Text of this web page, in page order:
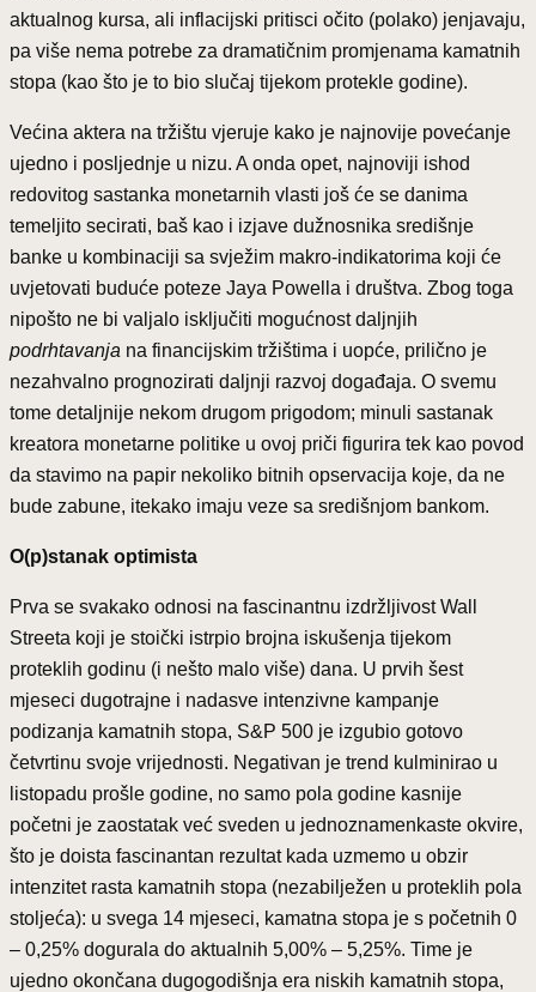
aktualnog kursa, ali inflacijski pritisci očito (polako) jenjavaju,
pa više nema potrebe za dramatičnim promjenama kamatnih
stopa (kao što je to bio slučaj tijekom protekle godine).
Većina aktera na tržištu vjeruje kako je najnovije povećanje
ujedno i posljednje u nizu. A onda opet, najnoviji ishod
redovitog sastanka monetarnih vlasti još će se danima
temeljito secirati, baš kao i izjave dužnosnika središnje
banke u kombinaciji sa svježim makro-indikatorima koji će
uvjetovati buduće poteze Jaya Powella i društva. Zbog toga
nipošto ne bi valjalo isključiti mogućnost daljnjih
podrhtavanja na financijskim tržištima i uopće, prilično je
nezahvalno prognozirati daljnji razvoj događaja. O svemu
tome detaljnije nekom drugom prigodom; minuli sastanak
kreatora monetarne politike u ovoj priči figurira tek kao povod
da stavimo na papir nekoliko bitnih opservacija koje, da ne
bude zabune, itekako imaju veze sa središnjom bankom.
O(p)stanak optimista
Prva se svakako odnosi na fascinantnu izdržljivost Wall
Streeta koji je stoički istrpio brojna iskušenja tijekom
proteklih godinu (i nešto malo više) dana. U prvih šest
mjeseci dugotrajne i nadasve intenzivne kampanje
podizanja kamatnih stopa, S&P 500 je izgubio gotovo
četvrtinu svoje vrijednosti. Negativan je trend kulminirao u
listopadu prošle godine, no samo pola godine kasnije
početni je zaostatak već sveden u jednoznamenkaste okvire,
što je doista fascinantan rezultat kada uzmemo u obzir
intenzitet rasta kamatnih stopa (nezabilježen u proteklih pola
stoljeća): u svega 14 mjeseci, kamatna stopa je s početnih 0
– 0,25% dogurala do aktualnih 5,00% – 5,25%. Time je
ujedno okončana dugogodišnja era niskih kamatnih stopa,